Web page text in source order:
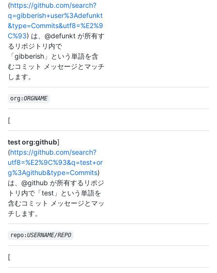
(https://github.com/search?
q=gibberish+user%3Adefunkt
&type=Commits&utf8=%E2%9
C%93) は、@defunkt が所有す
るリポジトリ内で
「gibberish」という単語を含
むコミット メッセージとマッチ
します。
org:ORGNAME
[
test org:github]
(https://github.com/search?
utf8=%E2%9C%93&q=test+or
g%3Agithub&type=Commits)
は、@github が所有するリポジ
トリ内で「test」という単語を
含むコミット メッセージとマッ
チします。
repo:USERNAME/REPO
[